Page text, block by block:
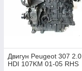
Двигун Peugeot 307 2.0
HDI 107KM 01-05 RHS